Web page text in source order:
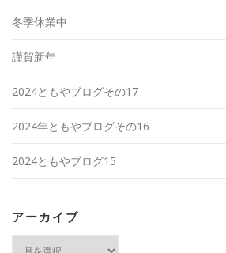
冬季休業中
謹賀新年
2024ともやブログその17
2024年ともやブログその16
2024ともやブログ15
アーカイブ